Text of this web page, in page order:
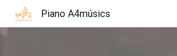
Piano A4músics